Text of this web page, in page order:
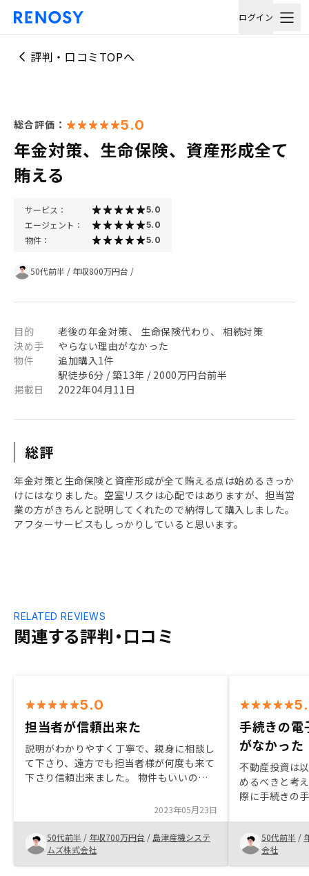
ログイン
評判・口コミTOPへ
総合評価： 5.0
年金対策、生命保険、資産形成全て
賄える
サービス： 5.0
エージェント： 5.0
物件： 5.0
50代前半 / 年収800万円台 /
目的
老後の年金対策、 生命保険代わり、 相続対策
決め手
やらない理由がなかった
物件
追加購入1件
駅徒歩6分 / 築13年 / 2000万円台前半
掲載日
2022年04月11日
総評
年金対策と生命保険と資産形成が全て賄える点は始めるきっか
けにはなりました。空室リスクは心配ではありますが、担当営
業の方がきちんと説明してくれたので納得して購入しました。
アフターサービスもしっかりしていると思います。
関連する評判・口コミ
RELATED REVIEWS
5.0
担当者が信頼出来た
説明がわかりやすく丁寧で、親身に相談し
て下さり、遠方でも担当者様が何度も来て
下さり信頼出来ました。 物件もいいのを
来ない物件だった事もあったがすぐに次の
物件を探していただけ、気持ちが伝わりま
した。
2023年05月23日
50代前半 / 年収700万円台 / 島津産機システ
ムズ株式会社
手続きの電
がなかった
不動産投資は
めるべきと考
際に手続きの
電子化が進ん
常に魅力的に
めです。iPad
い。 じっくり
50代前半 /
会社